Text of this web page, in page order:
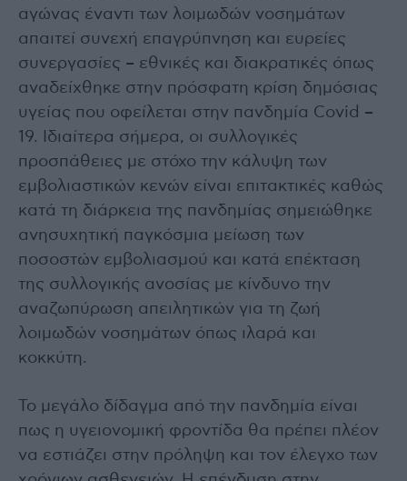
αγώνας έναντι των λοιμωδών νοσημάτων
απαιτεί συνεχή επαγρύπνηση και ευρείες
συνεργασίες – εθνικές και διακρατικές όπως
αναδείχθηκε στην πρόσφατη κρίση δημόσιας
υγείας που οφείλεται στην πανδημία Covid –
19. Ιδιαίτερα σήμερα, οι συλλογικές
προσπάθειες με στόχο την κάλυψη των
εμβολιαστικών κενών είναι επιτακτικές καθώς
κατά τη διάρκεια της πανδημίας σημειώθηκε
ανησυχητική παγκόσμια μείωση των
ποσοστών εμβολιασμού και κατά επέκταση
της συλλογικής ανοσίας με κίνδυνο την
αναζωπύρωση απειλητικών για τη ζωή
λοιμωδών νοσημάτων όπως ιλαρά και
κοκκύτη.
Το μεγάλο δίδαγμα από την πανδημία είναι
πως η υγειονομική φροντίδα θα πρέπει πλέον
να εστιάζει στην πρόληψη και τον έλεγχο των